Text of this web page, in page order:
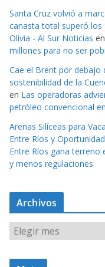
Santa Cruz volvió a
canasta total superó los
Olivia - Al Sur Noticias en
millones para no ser
Cae el Brent por debajo
sostenibilidad de la
en Las operadoras
petróleo convencional
Arenas Silíceas para
Entre Ríos y
Entre Ríos gana terreno
y menos regulaciones
Archivos
r
c